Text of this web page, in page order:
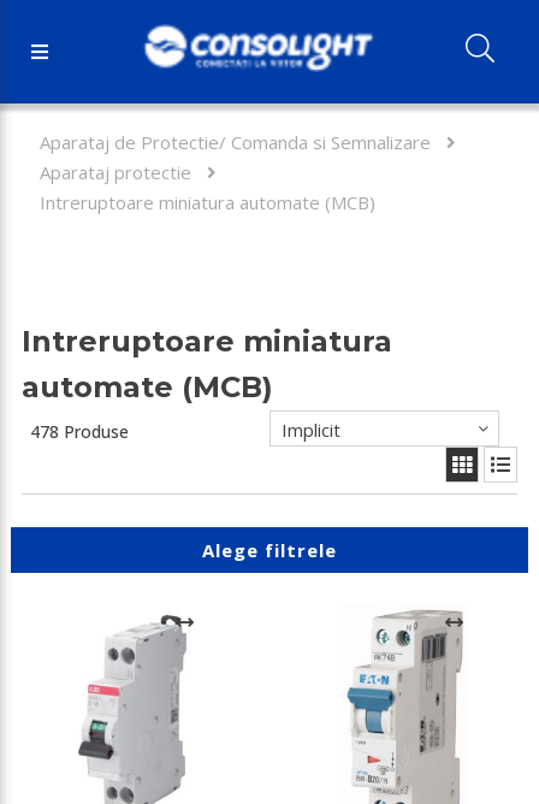
Aparataj de Protectie/ Comanda si Semnalizare
Aparataj protectie
Intreruptoare miniatura automate (MCB)
Intreruptoare miniatura
automate (MCB)
478 Produse Implicit
Alege filtrele